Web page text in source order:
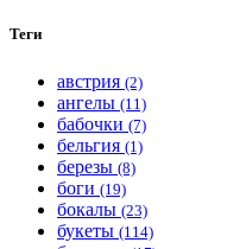
Теги
австрия (2)
ангелы (11)
бабочки (7)
бельгия (1)
березы (8)
боги (19)
бокалы (23)
букеты (114)